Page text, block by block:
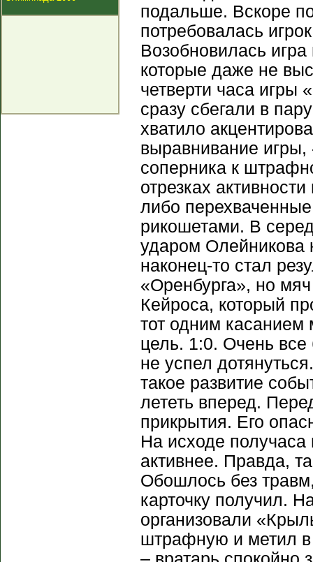
подальше. Вскоре
потребовалась
Возобновилась
которые даже не
четверти часа игры
сразу сбегали в
хватило
выравнивание игры,
соперника к
отрезках
либо
рикошетами. В
ударом Олейникова
наконец-то стал
«Оренбурга», но
Кейроса, который
тот одним касанием
цель. 1:0. Очень все
не успел
такое развитие
лететь вперед.
прикрытия. Его
На исходе получаса
активнее. Правда,
Обошлось без
карточку получил.
организовали
штрафную и метил в